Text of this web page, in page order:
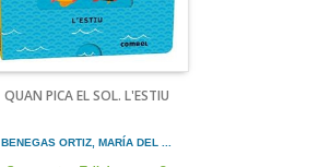
QUAN PICA EL SOL. L'ESTIU
BENEGAS ORTIZ, MARÍA DEL ...